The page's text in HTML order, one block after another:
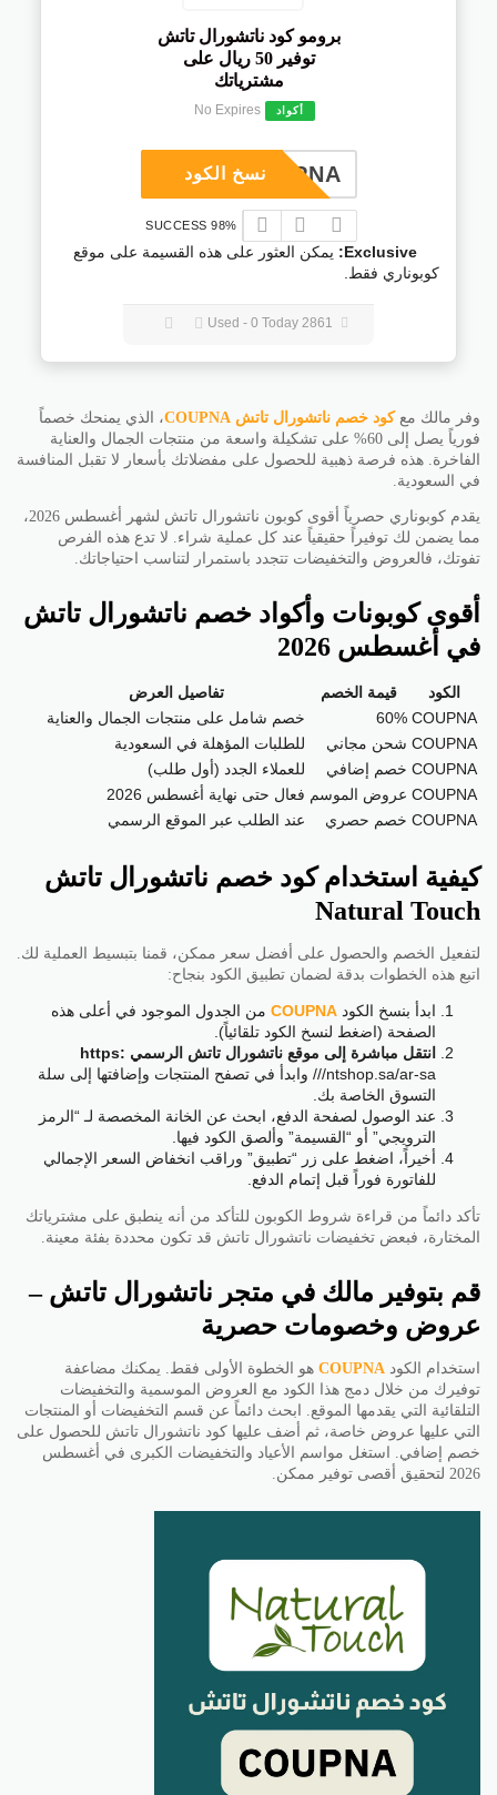
برومو كود ناتشورال تاتش
توفير 50 ريال على
مشترياتك
أكواد No Expires
COUPNAنسخ الكود
98% SUCCESS
Exclusive:
يمكن العثور على هذه القسيمة على موقع
كوبوناري فقط.
وفر مالك معكود خصم ناتشورال تاتش COUPNA، الذي يمنحك خصماً
فورياً يصل إلى 60% على تشكيلة واسعة من منتجات الجمال والعناية
الفاخرة. هذه فرصة ذهبية للحصول على مفضلاتك بأسعار لا تقبل المنافسة
في السعودية.
يقدم كوبوناري حصرياً أقوى كوبون ناتشورال تاتش لشهر أغسطس 2026،
مما يضمن لك توفيراً حقيقياً عند كل عملية شراء. لا تدع هذه الفرص
تفوتك، فالعروض والتخفيضات تتجدد باستمرار لتناسب احتياجاتك.
أقوى كوبونات وأكواد خصم ناتشورال تاتش
في أغسطس 2026
الكود قيمة الخصم
تفاصيل العرض
COUPNA
60%
خصم شامل على منتجات الجمال والعناية
COUPNA شحن مجاني
للطلبات المؤهلة في السعودية
COUPNA خصم إضافي
للعملاء الجدد (أول طلب)
COUPNA عروض الموسم فعال حتى نهاية أغسطس 2026
COUPNA خصم حصري عند الطلب عبر الموقع الرسمي
كيفية استخدام كود خصم ناتشورال تاتش
Natural Touch
لتفعيل الخصم والحصول على أفضل سعر ممكن، قمنا بتبسيط العملية لك.
اتبع هذه الخطوات بدقة لضمان تطبيق الكود بنجاح:
ابدأ بنسخ الكود COUPNA من الجدول الموجود في أعلى هذه
الصفحة (اضغط لنسخ الكود تلقائياً).
انتقل مباشرة إلى موقع ناتشورال تاتش الرسمي https:
//ntshop.sa/ar-sa/ وابدأ في تصفح المنتجات وإضافتها إلى سلة
التسوق الخاصة بك.
عند الوصول لصفحة الدفع، ابحث عن الخانة المخصصة لـ “الرمز
الترويجي” أو “القسيمة” وألصق الكود فيها.
أخيراً، اضغط على زر “تطبيق” وراقب انخفاض السعر الإجمالي
للفاتورة فوراً قبل إتمام الدفع.
تأكد دائماً من قراءة شروط الكوبون للتأكد من أنه ينطبق على مشترياتك
المختارة، فبعض تخفيضات ناتشورال تاتش قد تكون محددة بفئة معينة.
قم بتوفير مالك في متجر ناتشورال تاتش –
عروض وخصومات حصرية
استخدام الكود COUPNA هو الخطوة الأولى فقط. يمكنك مضاعفة
توفيرك من خلال دمج هذا الكود مع العروض الموسمية والتخفيضات
التلقائية التي يقدمها الموقع. ابحث دائماً عن قسم التخفيضات أو المنتجات
التي عليها عروض خاصة، ثم أضف عليها كود ناتشورال تاتش للحصول على
خصم إضافي. استغل مواسم الأعياد والتخفيضات الكبرى في أغسطس
2026 لتحقيق أقصى توفير ممكن.